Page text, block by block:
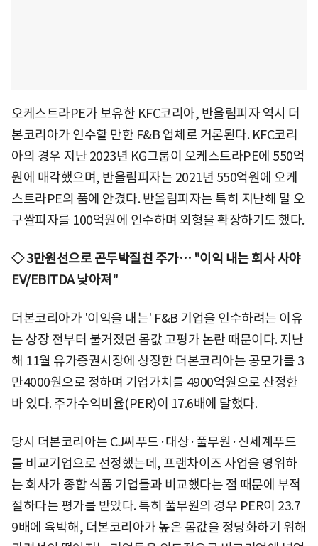
오케스트라PE가 보유한 KFC코리아, 반올림피자 역시 더
본코리아가 인수할 만한 F&B 업체로 거론된다. KFC코리
아의 경우 지난 2023년 KG그룹이 오케스트라PE에 550억
원에 매각했으며, 반올림피자는 2021년 550억원에 오케
스트라PE의 품에 안겼다. 반올림피자는 특히 지난해 말 오
구쌀피자를 100억원에 인수하며 외형을 확장하기도 했다.
◇ 3만원선으로 곤두박질친 주가… "이익 내는 회사 사야
EV/EBITDA 낮아져"
더본코리아가 '이익을 내는' F&B 기업을 인수하려는 이유
는 상장 전부터 불거졌던 몸값 고평가 논란 때문이다. 지난
해 11월 유가증권시장에 상장한 더본코리아는 공모가를 3
만4000원으로 정하며 기업가치를 4900억원으로 산정한
바 있다. 주가수익비율(PER)이 17.6배에 달했다.
당시 더본코리아는 CJ씨푸드·대상·풀무원·신세계푸드
를 비교기업으로 선정했는데, 프랜차이즈 사업을 영위하
는 회사가 종합 식품 기업들과 비교했다는 점 때문에 부적
절하다는 평가를 받았다. 특히 풀무원의 경우 PER이 23.7
9배에 육박해, 더본코리아가 높은 몸값을 정당화하기 위해